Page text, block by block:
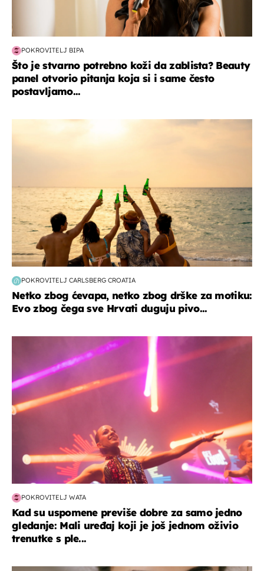
POKROVITELJ BIPA
Što je stvarno potrebno koži da zablista? Beauty
panel otvorio pitanja koja si i same često
postavljamo...
POKROVITELJ CARLSBERG CROATIA
Netko zbog ćevapa, netko zbog drške za motiku:
Evo zbog čega sve Hrvati duguju pivo...
POKROVITELJ WATA
Kad su uspomene previše dobre za samo jedno
gledanje: Mali uređaj koji je još jednom oživio
trenutke s ple...